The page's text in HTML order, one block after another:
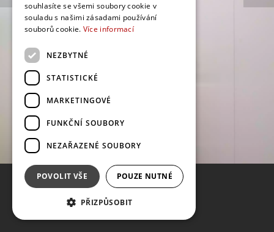
souhlasíte se všemi soubory cookie v
souladu s našimi zásadami používání
souborů cookie. Více informací
NEZBYTNÉ
STATISTICKÉ
MARKETINGOVÉ
FUNKČNÍ SOUBORY
NEZAŘAZENÉ SOUBORY
POVOLIT VŠE POUZE NUTNÉ
PŘIZPŮSOBIT